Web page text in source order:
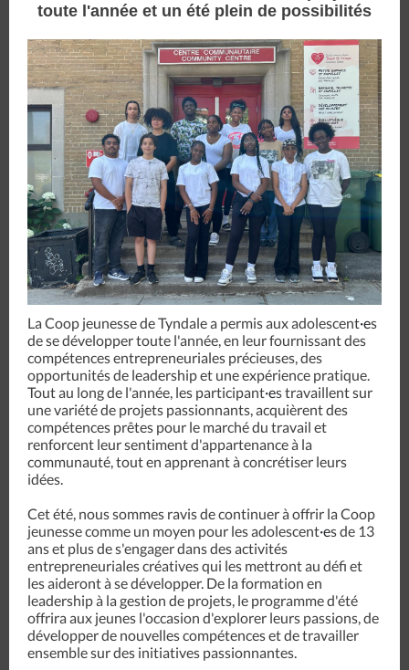
toute l'année et un été plein de possibilités
La Coop jeunesse de Tyndale a permis aux adolescent·es
de se développer toute l'année, en leur fournissant des
compétences entrepreneuriales précieuses, des
opportunités de leadership et une expérience pratique.
Tout au long de l'année, les participant·es travaillent sur
une variété de projets passionnants, acquièrent des
compétences prêtes pour le marché du travail et
renforcent leur sentiment d'appartenance à la
communauté, tout en apprenant à concrétiser leurs
idées.
Cet été, nous sommes ravis de continuer à offrir la Coop
jeunesse comme un moyen pour les adolescent·es de 13
ans et plus de s'engager dans des activités
entrepreneuriales créatives qui les mettront au défi et
les aideront à se développer. De la formation en
leadership à la gestion de projets, le programme d'été
offrira aux jeunes l'occasion d'explorer leurs passions, de
développer de nouvelles compétences et de travailler
ensemble sur des initiatives passionnantes.